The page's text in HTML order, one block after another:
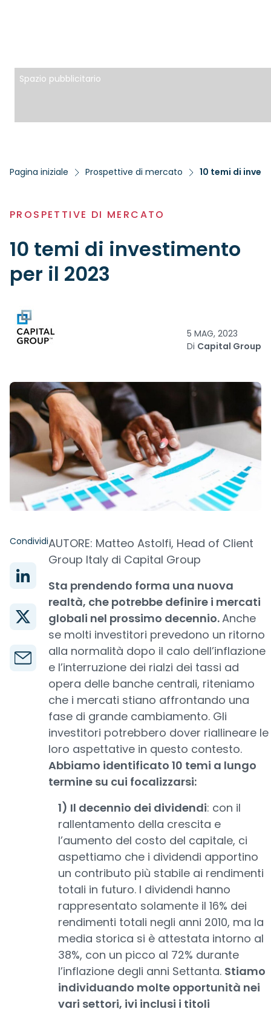
Spazio pubblicitario
Pagina iniziale Prospettive di mercato 10 temi di
PROSPETTIVE DI MERCATO
10 temi di investimento
per il 2023
5 MAG, 2023
Di Capital Group
CondividiAUTORE: Matteo Astolfi, Head of Client
Group Italy di Capital Group
Sta prendendo forma una nuova
realtà, che potrebbe definire i mercati
globali nel prossimo decennio.Anche
se molti investitori prevedono un ritorno
alla normalità dopo il calo dell’inflazione
e l’interruzione dei rialzi dei tassi ad
opera delle banche centrali, riteniamo
che i mercati stiano affrontando una
fase di grande cambiamento. Gli
investitori potrebbero dover riallineare le
loro aspettative in questo contesto.
Abbiamo identificato 10 temi a lungo
termine su cui focalizzarsi:
1) Il decennio dei dividendi: con il
rallentamento della crescita e
l’aumento del costo del capitale, ci
aspettiamo che i dividendi apportino
un contributo più stabile ai rendimenti
totali in futuro. I dividendi hanno
rappresentato solamente il 16% dei
rendimenti totali negli anni 2010, ma la
media storica si è attestata intorno al
38%, con un picco al 72% durante
l’inflazione degli anni Settanta. Stiamo
individuando molte opportunità nei
vari settori, ivi inclusi i titoli